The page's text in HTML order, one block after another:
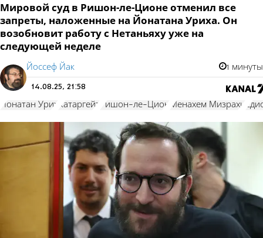
Мировой суд в Ришон-ле-Ционе отменил все
запреты, наложенные на Йонатана Уриха. Он
возобновит работу с Нетаньяху уже на
следующей неделе
Йоссеф Йак 1 минуты
14.08.25, 21:58
Йонатан Урих Катаргейт Ришон-ле-Цион Менахем Мизрахи